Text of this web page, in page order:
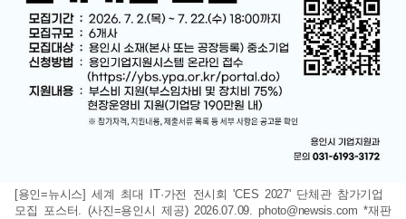
[용인=뉴시스] 세계 최대 IT·가전 전시회 'CES 2027' 단체관 참가기업
모집 포스터. (사진=용인시 제공) 2026.07.09.photo@newsis.com *재판